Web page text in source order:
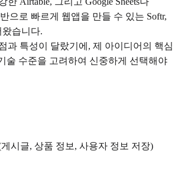
으로 빠르게 웹앱을 만들 수 있는 Softr,
왔습니다.
과 특성이 달랐기에, 제 아이디어의 핵심
술 수준을 고려하여 신중하게 선택해야
시글, 상품 정보, 사용자 정보 저장)